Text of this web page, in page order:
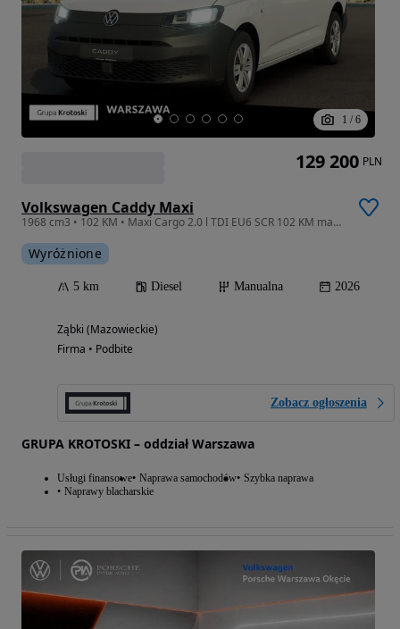
1 / 6
Volkswagen Caddy Maxi
1968 cm3 • 102 KM • Maxi Cargo 2.0 l TDI EU6 SCR 102 KM manual 6-biegowa Dostępny od Ręki!
Wyróżnione
5 km Diesel Manualna 2026
Ząbki (Mazowieckie)
Firma • Podbite
Zobacz ogłoszenia
GRUPA KROTOSKI – oddział Warszawa
Usługi finansowe Naprawa samochodów Szybka naprawa
Naprawy blacharskie
129 200 PLN